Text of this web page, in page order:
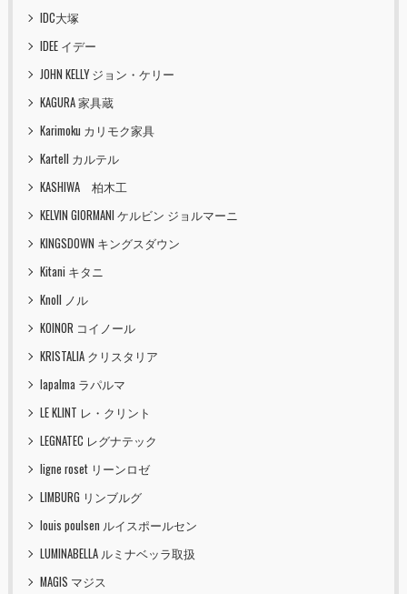
IDC大塚
IDEE イデー
JOHN KELLY ジョン・ケリー
KAGURA 家具蔵
Karimoku カリモク家具
Kartell カルテル
KASHIWA 柏木工
KELVIN GIORMANI ケルビン ジョルマーニ
KINGSDOWN キングスダウン
Kitani キタニ
Knoll ノル
KOINOR コイノール
KRISTALIA クリスタリア
lapalma ラパルマ
LE KLINT レ・クリント
LEGNATEC レグナテック
ligne roset リーンロゼ
LIMBURG リンブルグ
louis poulsen ルイスポールセン
LUMINABELLA ルミナベッラ取扱
MAGIS マジス